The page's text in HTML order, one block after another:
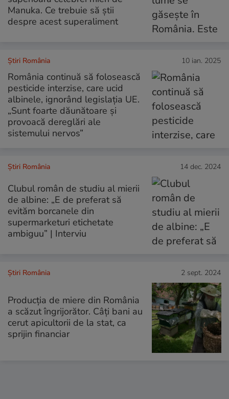
Manuka. Ce trebuie să știi
despre acest superaliment
Știri România 10 ian. 2025
România continuă să folosească
pesticide interzise, care ucid
albinele, ignorând legislația UE.
„Sunt foarte dăunătoare și
provoacă dereglări ale
sistemului nervos”
Știri România 14 dec. 2024
Clubul român de studiu al mierii
de albine: „E de preferat să
evităm borcanele din
supermarketuri etichetate
ambiguu” | Interviu
Știri România 2 sept. 2024
Producţia de miere din România
a scăzut îngrijorător. Câți bani au
cerut apicultorii de la stat, ca
sprijin financiar